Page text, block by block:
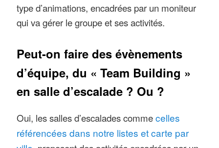
type d’animations, encadrées par un moniteur
qui va gérer le groupe et ses activités.
Peut-on faire des évènements
d’équipe, du « Team Building »
en salle d’escalade ? Ou ?
Oui, les salles d’escalades commecelles
référencées dans notre listes et carte par